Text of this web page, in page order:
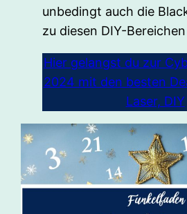
unbedingt auch die
zu diesen DIY-
Hier gelangst du zur
2024 mit den besten
Laser, DIY